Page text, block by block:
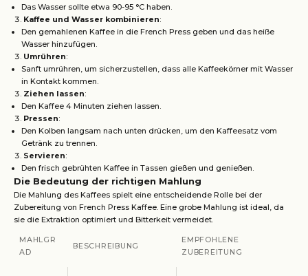
Das Wasser sollte etwa 90-95 °C haben.
Kaffee und Wasser kombinieren:
Den gemahlenen Kaffee in die French Press geben und das heiße
Wasser hinzufügen.
Umrühren:
Sanft umrühren, um sicherzustellen, dass alle Kaffeekörner mit Wasser
in Kontakt kommen.
Ziehen lassen:
Den Kaffee 4 Minuten ziehen lassen.
Pressen:
Den Kolben langsam nach unten drücken, um den Kaffeesatz vom
Getränk zu trennen.
Servieren:
Den frisch gebrühten Kaffee in Tassen gießen und genießen.
Die Bedeutung der richtigen Mahlung
Die Mahlung des Kaffees spielt eine entscheidende Rolle bei der
Zubereitung von French Press Kaffee. Eine grobe Mahlung ist ideal, da
sie die Extraktion optimiert und Bitterkeit vermeidet.
MAHLGR
AD
BESCHREIBUNG
EMPFOHLENE
ZUBEREITUNG